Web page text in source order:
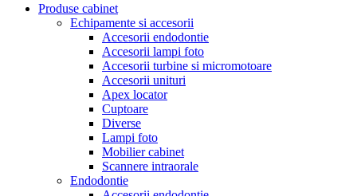
Produse cabinet
Echipamente si accesorii
Accesorii endodontie
Accesorii lampi foto
Accesorii turbine si micromotoare
Accesorii unituri
Apex locator
Cuptoare
Diverse
Lampi foto
Mobilier cabinet
Scannere intraorale
Endodontie